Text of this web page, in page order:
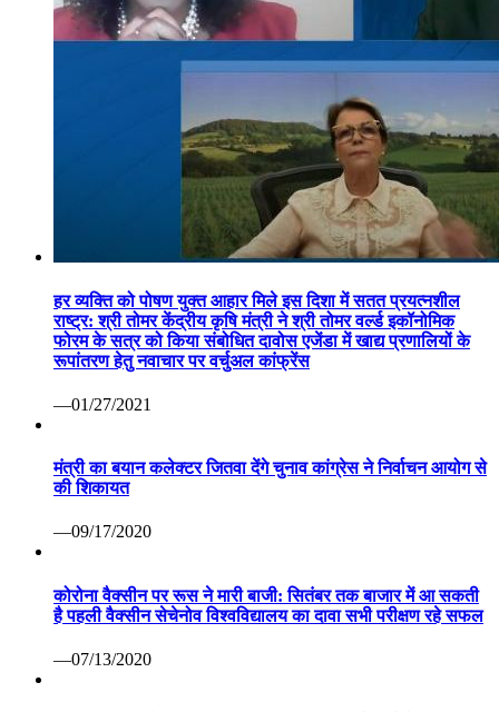
हर व्यक्ति को पोषण युक्त आहार मिले इस दिशा में सतत प्रयत्नशील
राष्ट्र: श्री तोमर केंद्रीय कृषि मंत्री ने श्री तोमर वर्ल्ड इकॉनोमिक
फोरम के सत्र को किया संबोधित दावोस एजेंडा में खाद्य प्रणालियों के
रूपांतरण हेतु नवाचार पर वर्चुअल कांफ्रेंस
—01/27/2021
मंत्री का बयान कलेक्टर जितवा देंगे चुनाव कांग्रेस ने निर्वाचन आयोग से
की शिकायत
—09/17/2020
कोरोना वैक्सीन पर रूस ने मारी बाजी: सितंबर तक बाजार में आ सकती
है पहली वैक्सीन सेचेनोव विश्वविद्यालय का दावा सभी परीक्षण रहे सफल
—07/13/2020